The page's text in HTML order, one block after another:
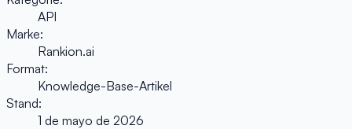
API
Marke:
Rankion.ai
Format:
Knowledge-Base-Artikel
Stand:
1 de mayo de 2026